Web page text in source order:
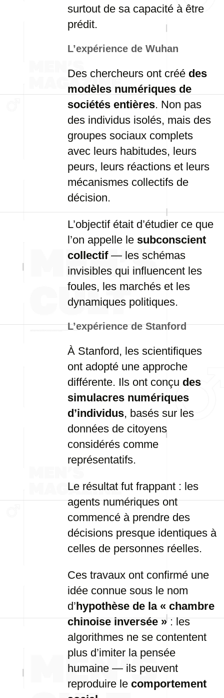
surtout de sa capacité à être
prédit.
L’expérience de Wuhan
Des chercheurs ont créé des
modèles numériques de
sociétés entières. Non pas
des individus isolés, mais des
groupes sociaux complets
avec leurs habitudes, leurs
peurs, leurs réactions et leurs
mécanismes collectifs de
décision.
L’objectif était d’étudier ce que
l’on appelle le subconscient
collectif— les schémas
invisibles qui influencent les
foules, les marchés et les
dynamiques politiques.
L’expérience de Stanford
À Stanford, les scientifiques
ont adopté une approche
différente. Ils ont conçu des
simulacres numériques
d’individus, basés sur les
données de citoyens
considérés comme
représentatifs.
Le résultat fut frappant : les
agents numériques ont
commencé à prendre des
décisions presque identiques à
celles de personnes réelles.
Ces travaux ont confirmé une
idée connue sous le nom
d’hypothèse de la « chambre
chinoise inversée »: les
algorithmes ne se contentent
plus d’imiter la pensée
humaine — ils peuvent
reproduire le comportement